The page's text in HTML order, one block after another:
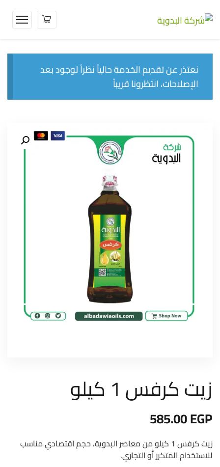
نعتذر عن تقديم الخدمة حالياً نظراً لوجود بعد
الإصلاحات، انتظرونا قريباً
زيت كرفس 1 كيلو
585.00EGP
زيت كرفس 1 كيلو من معاصر البدوية، حجم اقتصادي مناسب
للاستخدام المتكرر أو التجاري.